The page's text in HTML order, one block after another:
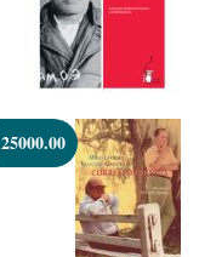
25000.00